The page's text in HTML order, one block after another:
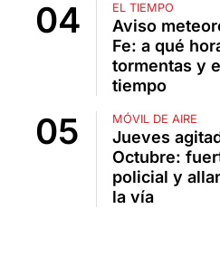
EL TIEMPO
Aviso
Fe: a qué
tormentas y
tiempo
MÓVIL DE AIRE
Jueves
Octubre:
policial y
la vía